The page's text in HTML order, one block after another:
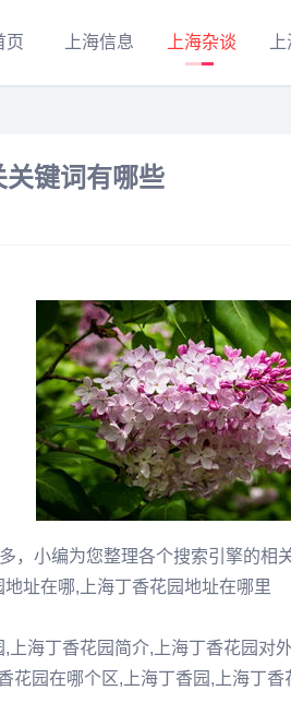
页 上海信息 上海杂谈
键词有哪些
，小编为您整理各个搜索引擎的相
地址在哪,上海丁香花园地址在哪里
,上海丁香花园简介,上海丁香花园对
花园在哪个区,上海丁香园,上海丁